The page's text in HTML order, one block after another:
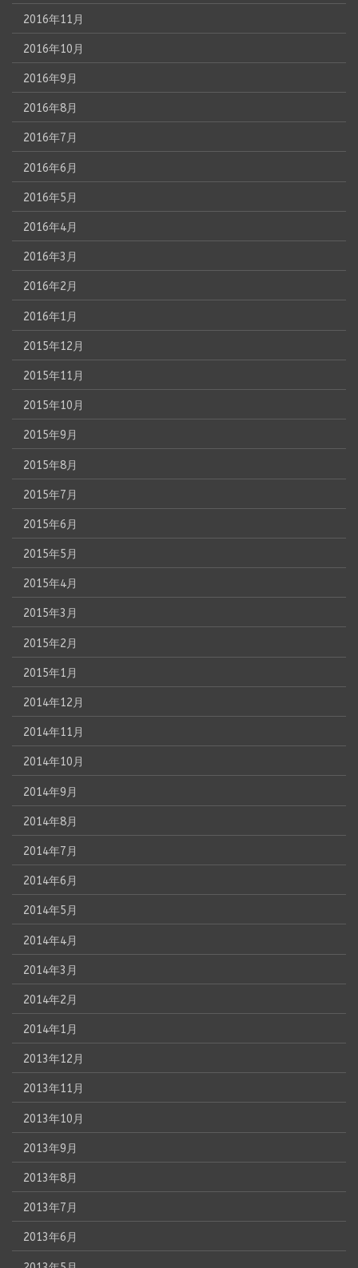
2016年11月
2016年10月
2016年9月
2016年8月
2016年7月
2016年6月
2016年5月
2016年4月
2016年3月
2016年2月
2016年1月
2015年12月
2015年11月
2015年10月
2015年9月
2015年8月
2015年7月
2015年6月
2015年5月
2015年4月
2015年3月
2015年2月
2015年1月
2014年12月
2014年11月
2014年10月
2014年9月
2014年8月
2014年7月
2014年6月
2014年5月
2014年4月
2014年3月
2014年2月
2014年1月
2013年12月
2013年11月
2013年10月
2013年9月
2013年8月
2013年7月
2013年6月